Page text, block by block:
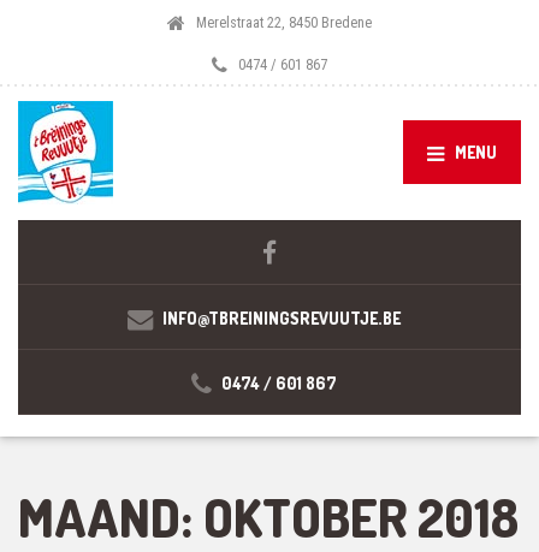
Merelstraat 22, 8450 Bredene
0474 / 601 867
MENU
INFO@TBREININGSREVUUTJE.BE
0474 / 601 867
MAAND: OKTOBER 2018